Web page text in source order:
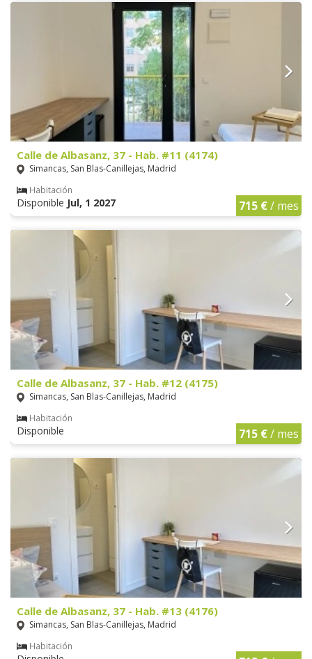
Calle de Albasanz, 37 - Hab. #11 (4174)
Simancas, San Blas-Canillejas, Madrid
Habitación
Disponible Jul, 1 2027 715 €/ mes
Calle de Albasanz, 37 - Hab. #12 (4175)
Simancas, San Blas-Canillejas, Madrid
Habitación
Disponible 715 €/ mes
Calle de Albasanz, 37 - Hab. #13 (4176)
Simancas, San Blas-Canillejas, Madrid
Habitación